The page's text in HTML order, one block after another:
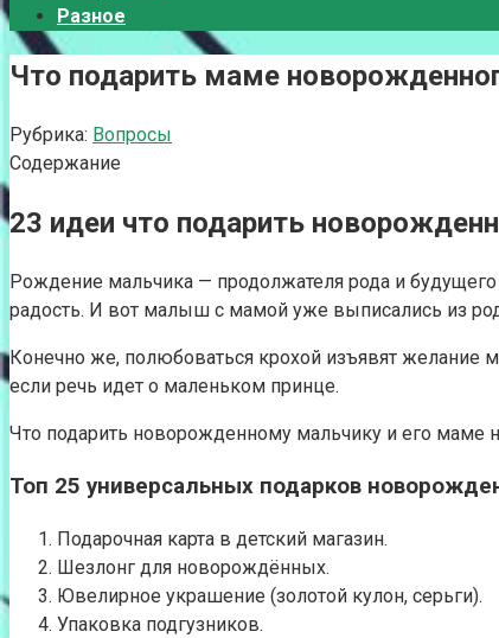
Разное
Что подарить маме
Рубрика: Вопросы
Содержание
23 идеи что подарить
Рождение мальчика — продолжателя рода и
радость. И вот малыш с мамой уже выписались из
Конечно же, полюбоваться крохой изъявят желание
если речь идет о маленьком принце.
Что подарить новорожденному мальчику и его маме
Топ 25 универсальных подарков
Подарочная карта в детский магазин.
Шезлонг для новорождённых.
Ювелирное украшение (золотой кулон, серьги).
Упаковка подгузников.